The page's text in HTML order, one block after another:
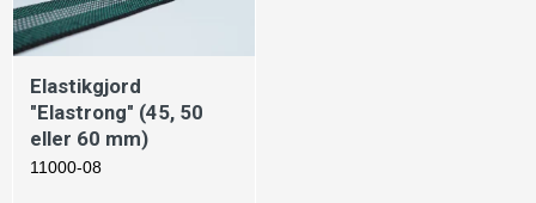
Elastikgjord
"Elastrong" (45, 50
eller 60 mm)
11000-08